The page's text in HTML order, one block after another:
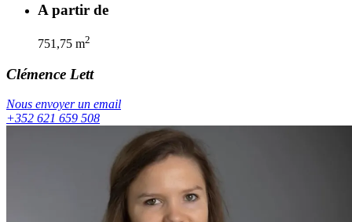
A partir de
751,75 m2
Clémence Lett
Nous envoyer un email
+352 621 659 508